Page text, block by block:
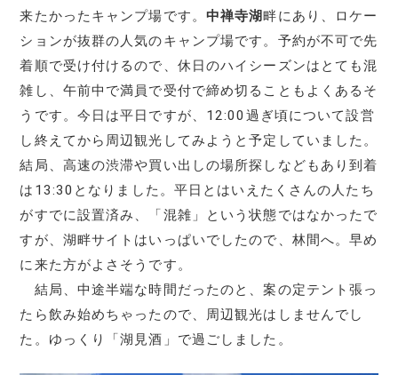
来たかったキャンプ場です。 中禅寺湖畔にあり、ロケー
ションが抜群の人気のキャンプ場です。予約が不可で先
着順で受け付けるので、休日のハイシーズンはとても混
雑し、午前中で満員で受付で締め切ることもよくあるそ
うです。今日は平日ですが、12:00過ぎ頃について設営
し終えてから周辺観光してみようと予定していました。
結局、高速の渋滞や買い出しの場所探しなどもあり到着
は13:30となりました。平日とはいえたくさんの人たち
がすでに設置済み、「混雑」という状態ではなかったで
すが、湖畔サイトはいっぱいでしたので、林間へ。早め
に来た方がよさそうです。
結局、中途半端な時間だったのと、案の定テント張っ
たら飲み始めちゃったので、周辺観光はしませんでし
た。ゆっくり「湖見酒」で過ごしました。